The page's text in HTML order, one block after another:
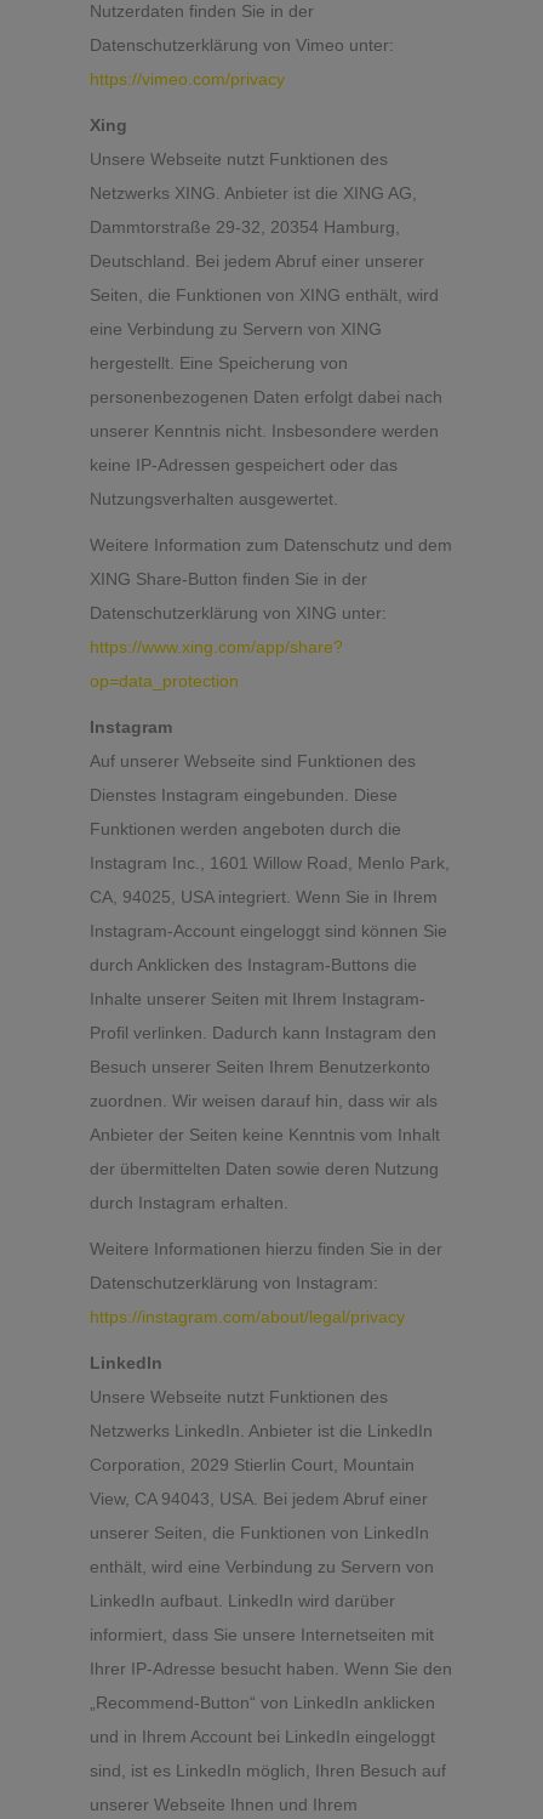
Nutzerdaten finden Sie in der
Datenschutzerklärung von Vimeo unter:
https://vimeo.com/privacy
Xing
Unsere Webseite nutzt Funktionen des
Netzwerks XING. Anbieter ist die XING AG,
Dammtorstraße 29-32, 20354 Hamburg,
Deutschland. Bei jedem Abruf einer unserer
Seiten, die Funktionen von XING enthält, wird
eine Verbindung zu Servern von XING
hergestellt. Eine Speicherung von
personenbezogenen Daten erfolgt dabei nach
unserer Kenntnis nicht. Insbesondere werden
keine IP-Adressen gespeichert oder das
Nutzungsverhalten ausgewertet.
Weitere Information zum Datenschutz und dem
XING Share-Button finden Sie in der
Datenschutzerklärung von XING unter:
https://www.xing.com/app/share?
op=data_protection
Instagram
Auf unserer Webseite sind Funktionen des
Dienstes Instagram eingebunden. Diese
Funktionen werden angeboten durch die
Instagram Inc., 1601 Willow Road, Menlo Park,
CA, 94025, USA integriert. Wenn Sie in Ihrem
Instagram-Account eingeloggt sind können Sie
durch Anklicken des Instagram-Buttons die
Inhalte unserer Seiten mit Ihrem Instagram-
Profil verlinken. Dadurch kann Instagram den
Besuch unserer Seiten Ihrem Benutzerkonto
zuordnen. Wir weisen darauf hin, dass wir als
Anbieter der Seiten keine Kenntnis vom Inhalt
der übermittelten Daten sowie deren Nutzung
durch Instagram erhalten.
Weitere Informationen hierzu finden Sie in der
Datenschutzerklärung von Instagram:
https://instagram.com/about/legal/privacy
LinkedIn
Unsere Webseite nutzt Funktionen des
Netzwerks LinkedIn. Anbieter ist die LinkedIn
Corporation, 2029 Stierlin Court, Mountain
View, CA 94043, USA. Bei jedem Abruf einer
unserer Seiten, die Funktionen von LinkedIn
enthält, wird eine Verbindung zu Servern von
LinkedIn aufbaut. LinkedIn wird darüber
informiert, dass Sie unsere Internetseiten mit
Ihrer IP-Adresse besucht haben. Wenn Sie den
„Recommend-Button“ von LinkedIn anklicken
und in Ihrem Account bei LinkedIn eingeloggt
sind, ist es LinkedIn möglich, Ihren Besuch auf
unserer Webseite Ihnen und Ihrem